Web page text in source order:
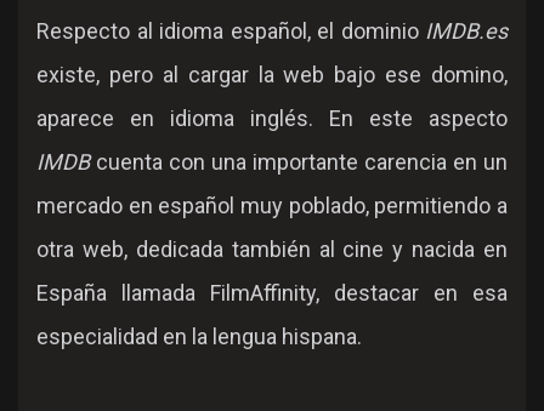
Respecto al idioma español, el dominio IMDB.es
existe, pero al cargar la web bajo ese domino,
aparece en idioma inglés. En este aspecto
IMDBcuenta con una importante carencia en un
mercado en español muy poblado, permitiendo a
otra web, dedicada también al cine y nacida en
España llamada FilmAffinity, destacar en esa
especialidad en la lengua hispana.